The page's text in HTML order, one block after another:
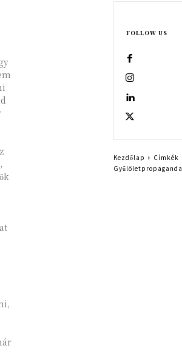
FOLLOW US
Kezdőlap
Címkék
Gyűlöletpropaganda